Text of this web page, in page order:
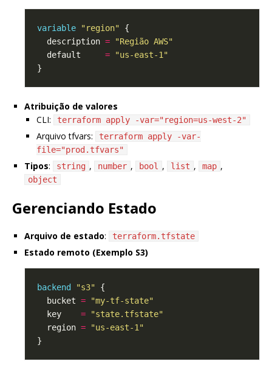
variable "region"
  description
=
"Região AWS"
  default
=
"us-east-1"
Atribuição de valores
CLI:
terraform apply -var="region=us-west-2"
Arquivo tfvars:
terraform apply -var-
file="prod.tfvars"
Tipos: string , number , bool , list , map ,
object
Gerenciando Estado
Arquivo de estado: terraform.tfstate
Estado remoto (Exemplo S3)
backend "s3"
  bucket
=
"my-tf-state"
  key
=
"state.tfstate"
  region
=
"us-east-1"